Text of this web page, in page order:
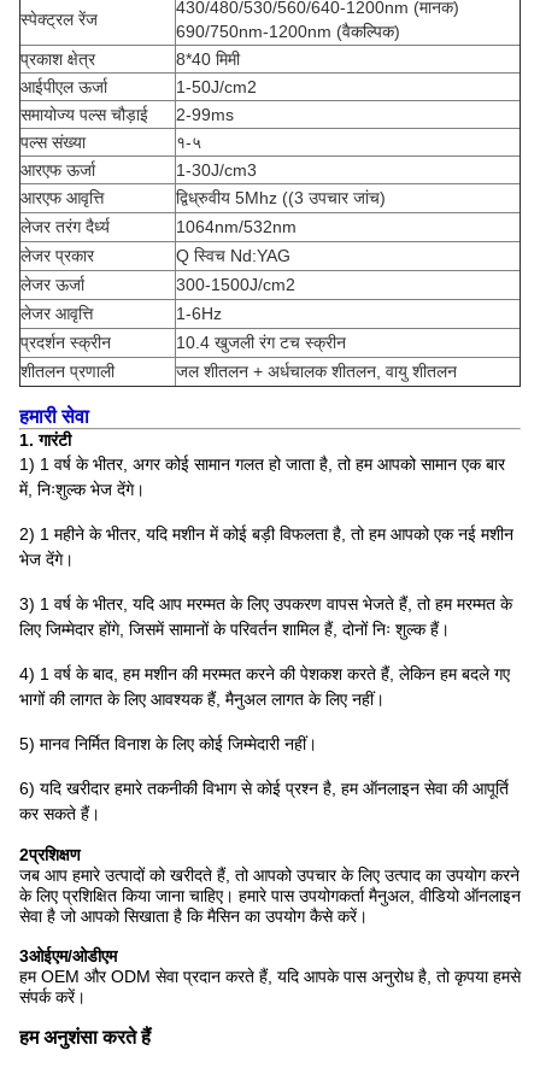
स्पेक्ट्रल रेंज
430/480/530/560/640-1200nm (मानक)
690/750nm-1200nm (वैकल्पिक)
प्रकाश क्षेत्र
8*40 मिमी
आईपीएल ऊर्जा
1-50J/cm2
समायोज्य पल्स चौड़ाई
2-99ms
पल्स संख्या
१-५
आरएफ ऊर्जा
1-30J/cm3
आरएफ आवृत्ति
द्विध्रुवीय 5Mhz ((3 उपचार जांच)
लेजर तरंग दैर्ध्य
1064nm/532nm
लेजर प्रकार
Q स्विच Nd:YAG
लेजर ऊर्जा
300-1500J/cm2
लेजर आवृत्ति
1-6Hz
प्रदर्शन स्क्रीन
10.4 खुजली रंग टच स्क्रीन
शीतलन प्रणाली
जल शीतलन + अर्धचालक शीतलन, वायु शीतलन
हमारी सेवा
1. गारंटी
1) 1 वर्ष के भीतर, अगर कोई सामान गलत हो जाता है, तो हम आपको सामान एक बार
में, निःशुल्क भेज देंगे।
2) 1 महीने के भीतर, यदि मशीन में कोई बड़ी विफलता है, तो हम आपको एक नई मशीन
भेज देंगे।
3) 1 वर्ष के भीतर, यदि आप मरम्मत के लिए उपकरण वापस भेजते हैं, तो हम मरम्मत के
लिए जिम्मेदार होंगे, जिसमें सामानों के परिवर्तन शामिल हैं, दोनों निः शुल्क हैं।
4) 1 वर्ष के बाद, हम मशीन की मरम्मत करने की पेशकश करते हैं, लेकिन हम बदले गए
भागों की लागत के लिए आवश्यक हैं, मैनुअल लागत के लिए नहीं।
5) मानव निर्मित विनाश के लिए कोई जिम्मेदारी नहीं।
6) यदि खरीदार हमारे तकनीकी विभाग से कोई प्रश्न है, हम ऑनलाइन सेवा की आपूर्ति
कर सकते हैं।
2प्रशिक्षण
जब आप हमारे उत्पादों को खरीदते हैं, तो आपको उपचार के लिए उत्पाद का उपयोग करने
के लिए प्रशिक्षित किया जाना चाहिए। हमारे पास उपयोगकर्ता मैनुअल, वीडियो ऑनलाइन
सेवा है जो आपको सिखाता है कि मैसिन का उपयोग कैसे करें।
3ओईएम/ओडीएम
हम OEM और ODM सेवा प्रदान करते हैं, यदि आपके पास अनुरोध है, तो कृपया हमसे
संपर्क करें।
हम अनुशंसा करते हैं